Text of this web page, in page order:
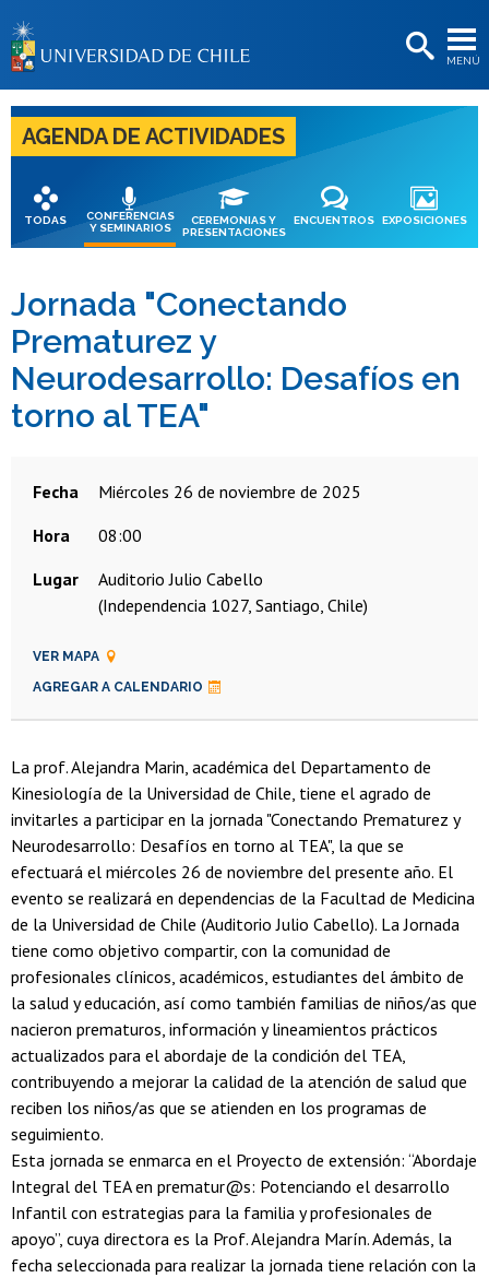
MENÚ
BIBLIOTECAS
LA UNIVERSIDAD
Postulantes
Estudiantes
Académicas/os
Funcionarias/os
Egresadas/os
AGENDA DE ACTIVIDADES
TODAS
CONFERENCIAS
Y SEMINARIOS
CEREMONIAS Y
PRESENTACIONES
ENCUENTROS EXPOSICIONES
Jornada "Conectando
Prematurez y
Neurodesarrollo: Desafíos en
torno al TEA"
Fecha
miércoles 26 de noviembre de 2025
Hora
08:00
Lugar
Auditorio Julio Cabello
(Independencia 1027, Santiago, Chile)
VER MAPA
AGREGAR A CALENDARIO
La prof. Alejandra Marin, académica del Departamento de
Kinesiología de la Universidad de Chile, tiene el agrado de
invitarles a participar en la jornada "Conectando Prematurez y
Neurodesarrollo: Desafíos en torno al TEA", la que se
efectuará el miércoles 26 de noviembre del presente año. El
evento se realizará en dependencias de la Facultad de Medicina
de la Universidad de Chile (Auditorio Julio Cabello). La Jornada
tiene como objetivo compartir, con la comunidad de
profesionales clínicos, académicos, estudiantes del ámbito de
la salud y educación, así como también familias de niños/as que
nacieron prematuros, información y lineamientos prácticos
actualizados para el abordaje de la condición del TEA,
contribuyendo a mejorar la calidad de la atención de salud que
reciben los niños/as que se atienden en los programas de
seguimiento.
Esta jornada se enmarca en el Proyecto de extensión: “Abordaje
Integral del TEA en prematur@s: Potenciando el desarrollo
Infantil con estrategias para la familia y profesionales de
apoyo”, cuya directora es la Prof. Alejandra Marín. Además, la
fecha seleccionada para realizar la jornada tiene relación con la